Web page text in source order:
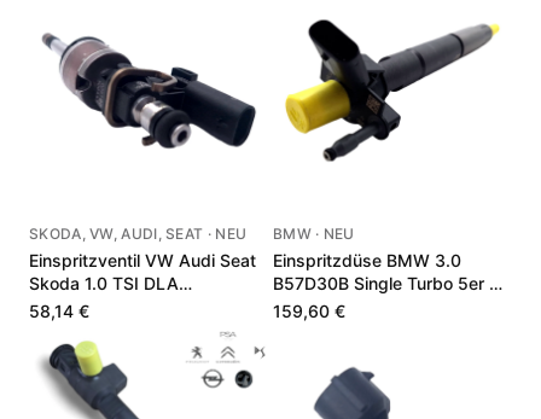
SKODA, VW, AUDI, SEAT · NEU
Einspritzventil VW Audi Seat
Skoda 1.0 TSI DLA
05C906036
58,14 €
BMW · NEU
Einspritzdüse BMW 3.0
B57D30B Single Turbo 5er X5
X7 13538599209
159,60 €